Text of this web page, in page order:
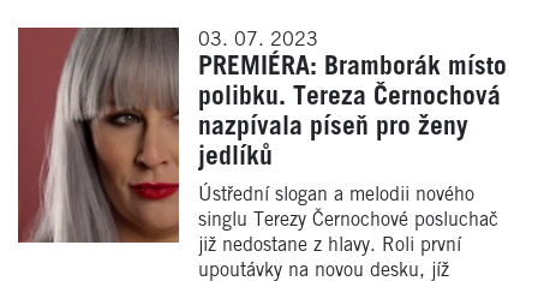
03. 07. 2023
PREMIÉRA: Bramborák místo
polibku. Tereza Černochová
nazpívala píseň pro ženy
jedlíků
Ústřední slogan a melodii nového
singlu Terezy Černochové posluchač
již nedostane z hlavy. Roli první
upoutávky na novou desku, jíž